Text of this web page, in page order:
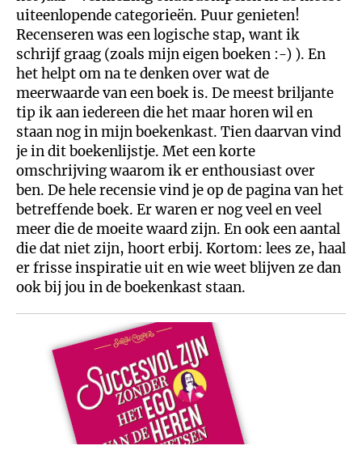
uiteenlopende categorieën. Puur genieten!
Recenseren was een logische stap, want ik
schrijf graag (zoals mijn eigen boeken :-) ). En
het helpt om na te denken over wat de
meerwaarde van een boek is. De meest briljante
tip ik aan iedereen die het maar horen wil en
staan nog in mijn boekenkast. Tien daarvan vind
je in dit boekenlijstje. Met een korte
omschrijving waarom ik er enthousiast over
ben. De hele recensie vind je op de pagina van het
betreffende boek. Er waren er nog veel en veel
meer die de moeite waard zijn. En ook een aantal
die dat niet zijn, hoort erbij. Kortom: lees ze, haal
er frisse inspiratie uit en wie weet blijven ze dan
ook bij jou in de boekenkast staan.